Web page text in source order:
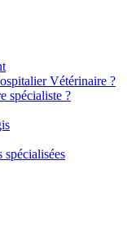
Vétérinaire ?
spécialiste ?